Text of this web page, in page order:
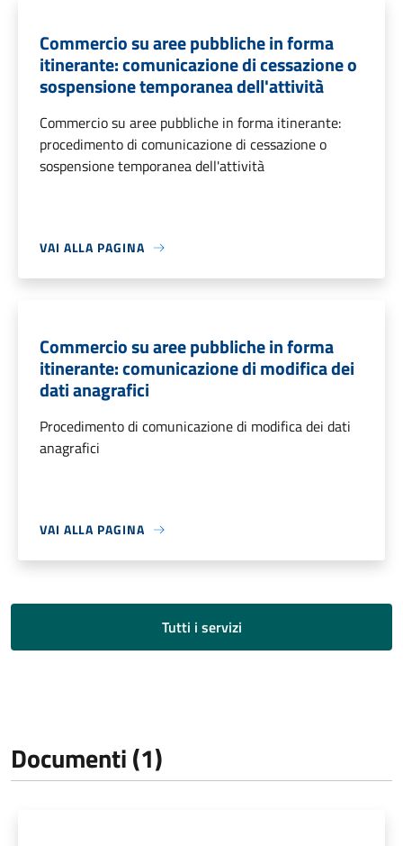
Commercio su aree pubbliche in forma
itinerante: comunicazione di cessazione o
sospensione temporanea dell'attività
Commercio su aree pubbliche in forma itinerante:
procedimento di comunicazione di cessazione o
sospensione temporanea dell'attività
VAI ALLA PAGINA
Commercio su aree pubbliche in forma
itinerante: comunicazione di modifica dei
dati anagrafici
Procedimento di comunicazione di modifica dei dati
anagrafici
VAI ALLA PAGINA
Tutti i servizi
Documenti (1)